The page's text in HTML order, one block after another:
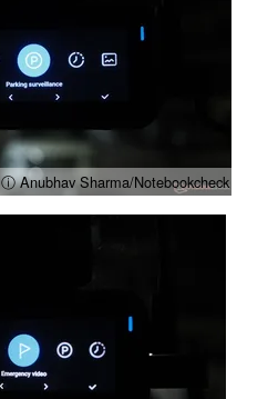
ⓘ Anubhav Sharma/Notebookcheck